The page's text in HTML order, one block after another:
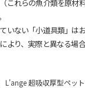
これらの魚介類を原材
いない「小道具類」は
り、実際と異なる場合
L'ange 超吸収厚型ペッ